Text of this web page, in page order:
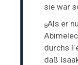
sie war
8Als er
durchs
daß